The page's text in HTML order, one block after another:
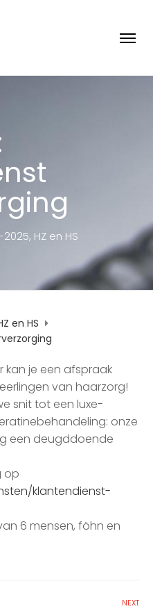
2025, HZ en HS
en HS
kan je een afspraak
van haarzorg!
snit tot een luxe-
onze
een deugddoende
op
klantendienst-
NEXT